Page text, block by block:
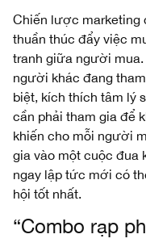
Chiến lược marketing
thuần thúc đẩy việc
tranh giữa người mua.
người khác đang
biệt, kích thích tâm lý
cần phải tham gia để
khiến cho mỗi người
gia vào một cuộc đua
ngay lập tức mới có
hội tốt nhất.
“Combo rạp